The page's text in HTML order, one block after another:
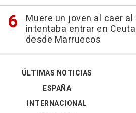
Muere un joven al caer
intentaba entrar en
desde Marruecos
ÚLTIMAS NOTICIAS
ESPAÑA
INTERNACIONAL